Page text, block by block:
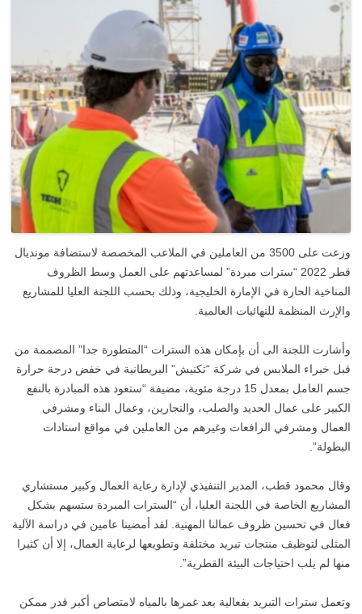
وزعت على 3500 من العاملين في الملاعب المخصصة لاستضافة مونديال
قطر 2022 “سترات مبردة” لمساعدتهم على العمل وسط الظروف
المناخية الحارة في الإمارة الخليجية، وذلك بحسب اللجنة العليا للمشاريع
والإرث المنظمة للنهائيات العالمية.
وأشارت اللجنة الى أن بإمكان هذه السترات “المتطورة جدا” المصممة من
قبل خبراء الملابس في شركة “تكنيش” البريطانية في خفض درجة حرارة
جسم العامل بمعدل 15 درجة مئوية، مضيفة “ستعود هذه المبادرة بالنفع
الكبير على عمال الحديد والصلب، والنجارين، وعمال البناء ومشرفي
العمال ومشرفي الرافعات وغيرهم من العاملين في مواقع استادات
البطولة”.
وقال محمود قطب، المدير التنفيذي لإدارة رعاية العمال وكبير مستشاري
المشاريع الخاصة في اللجنة العليا، أن “السترات المبردة ستسهم بشكل
فعال في تحسين ظروف عمالنا المهنية. لقد أمضينا عامين في دراسة الآلية
المثلى لتوظيف منتجات تبريد مختلفة وتطويعها لرعاية العمال، إلا أن كثيرا
منها لم يلب احتياجات البيئة القطرية”.
وتعمل سترات التبريد بفعالية بعد غمرها بالمياه لامتصاص أكبر قدر ممكن